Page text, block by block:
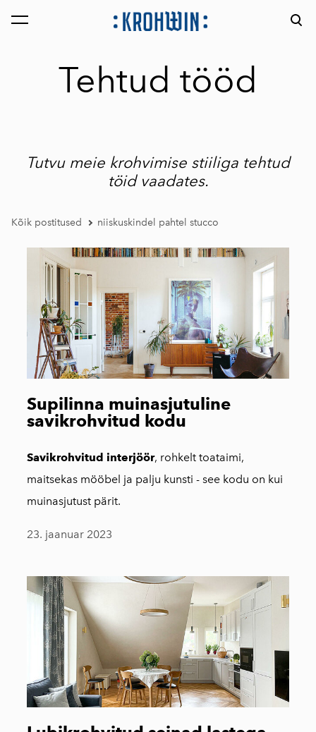
lisati ostukorvi. Vaata ostukorvi
Tehtud tööd
Tutvu meie krohvimise stiiliga tehtud
töid vaadates.
Kõik postitused niiskuskindel pahtel stucco
Supilinna muinasjutuline
savikrohvitud kodu
Savikrohvitud interjöör, rohkelt toataimi,
maitsekas mööbel ja palju kunsti - see kodu on kui
muinasjutust pärit.
23. jaanuar 2023